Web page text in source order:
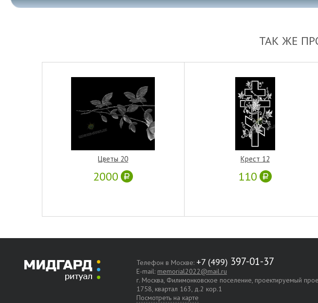
ТАК ЖЕ
Цветы 20
2000
Крест 12
110
Телефон в Москве: 397-01-37
E-mail: memorial2022@mail.ru
г. Москва, Филимонковское поселение, проектируемый
1758, квартал 163, д.2 кор.1
Посмотреть на карте